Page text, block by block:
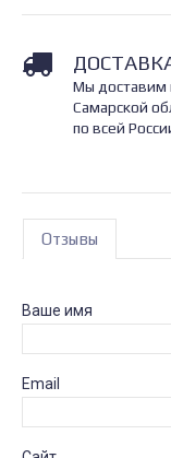
Мы доставим
Самарской
по всей
Отзывы
Ваше имя
Email